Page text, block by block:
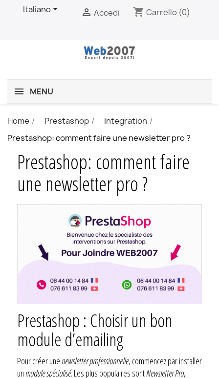
Italiano  Accedi shopping_cart Carrello (0)
MENU
Home Prestashop
Integration
Prestashop: comment faire une newsletter pro ?
Prestashop: comment faire
une newsletter pro ?
Prestashop : Choisir un bon
module d’emailing
Pour créer une newsletter professionnelle, commencez par installer
un module spécialisé. Les plus populaires sontNewsletter Pro,